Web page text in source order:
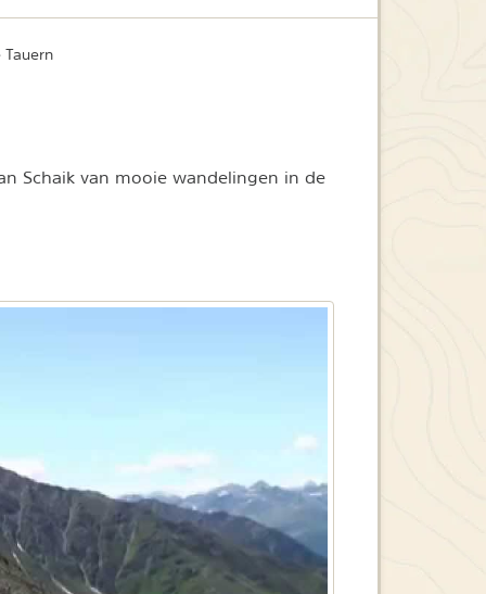
Tauern
Schaik van mooie wandelingen in de